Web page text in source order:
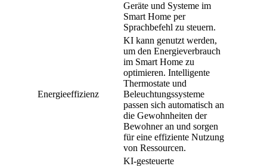
Geräte und Systeme im
Smart Home per
Sprachbefehl zu steuern.
Energieeffizienz
KI kann genutzt werden,
um den Energieverbrauch
im Smart Home zu
optimieren. Intelligente
Thermostate und
Beleuchtungssysteme
passen sich automatisch an
die Gewohnheiten der
Bewohner an und sorgen
für eine effiziente Nutzung
von Ressourcen.
KI-gesteuerte